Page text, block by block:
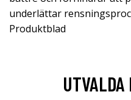
underlättar
Produktblad
UTVALDA